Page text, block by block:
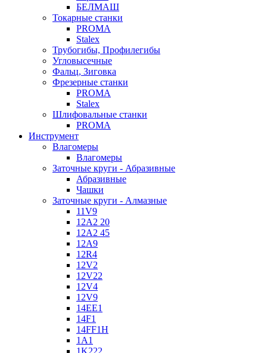
БЕЛМАШ
Токарные станки
PROMA
Stalex
Трубогибы, Профилегибы
Угловысечные
Фальц, Зиговка
Фрезерные станки
PROMA
Stalex
Шлифовальные станки
PROMA
Инструмент
Влагомеры
Влагомеры
Заточные круги - Абразивные
Абразивные
Чашки
Заточные круги - Алмазные
11V9
12A2 20
12A2 45
12A9
12R4
12V2
12V22
12V4
12V9
14EE1
14F1
14FF1H
1A1